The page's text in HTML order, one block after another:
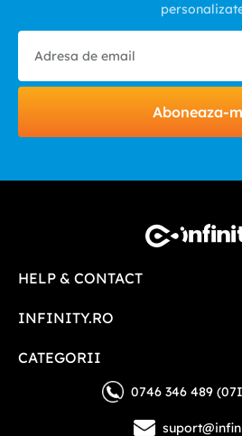
Aboneaza-
HELP & CONTACT
INFINITY.RO
CATEGORII
0746 346 489